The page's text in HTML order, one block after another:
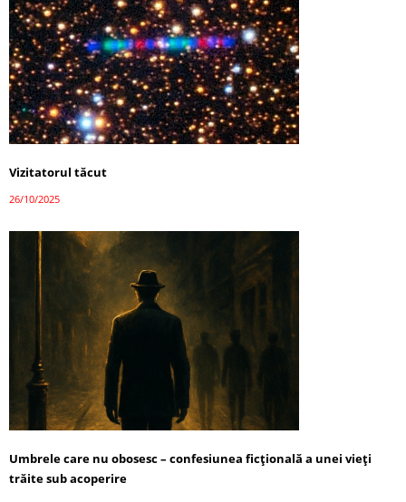
Vizitatorul tăcut
26/10/2025
Umbrele care nu obosesc – confesiunea ficțională a unei vieți
trăite sub acoperire